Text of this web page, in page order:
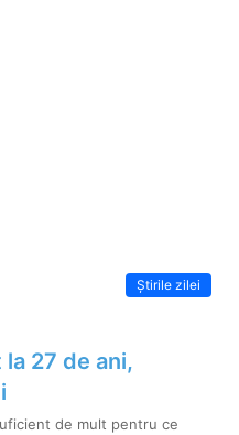
Știrile zilei
27 de ani,
de mult pentru ce